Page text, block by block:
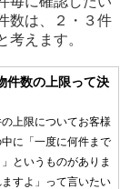
数は、２・３件
考えます。
件数の上限って決
上限についてお客様
に「一度に何件まで
というものがありま
すよ」って言いたい